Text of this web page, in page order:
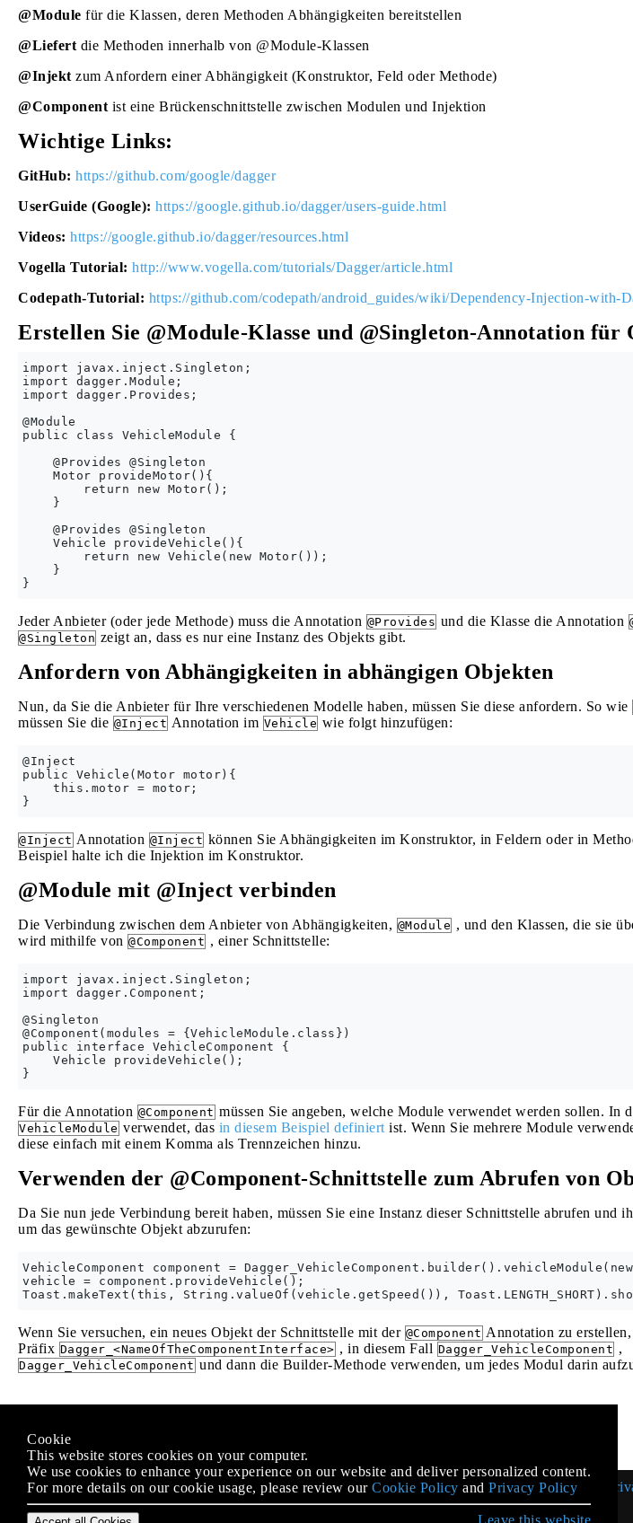
@Module für die Klassen, deren Methoden Abhängigkeiten bereitstellen
@Liefert die Methoden innerhalb von @Module-Klassen
@Injekt zum Anfordern einer Abhängigkeit (Konstruktor, Feld oder Methode)
@Component ist eine Brückenschnittstelle zwischen Modulen und Injektion
Wichtige Links:
GitHub: https://github.com/google/dagger
UserGuide (Google): https://google.github.io/dagger/users-guide.html
Videos: https://google.github.io/dagger/resources.html
Vogella Tutorial: http://www.vogella.com/tutorials/Dagger/article.html
Codepath-Tutorial: https://github.com/codepath/android_guides/wiki/Dependency-Injection-with-
Erstellen Sie @Module-Klasse und @Singleton-Annotation für
import javax.inject.Singleton;
import dagger.Module;
import dagger.Provides;
@Module
public class VehicleModule {
    @Provides @Singleton
    Motor provideMotor(){
        return new Motor();
    }
    @Provides @Singleton
    Vehicle provideVehicle(){
        return new Vehicle(new Motor());
    }
Jeder Anbieter (oder jede Methode) muss die Annotation @Provides und die Klasse die Annotation
@Singleton zeigt an, dass es nur eine Instanz des Objekts gibt.
Anfordern von Abhängigkeiten in abhängigen Objekten
Nun, da Sie die Anbieter für Ihre verschiedenen Modelle haben, müssen Sie diese anfordern. So wie
müssen Sie die @Inject Annotation im Vehicle wie folgt hinzufügen:
@Inject
public Vehicle(Motor motor){
    this.motor = motor;
@Inject Annotation @Inject können Sie Abhängigkeiten im Konstruktor, in Feldern oder in
Beispiel halte ich die Injektion im Konstruktor.
@Module mit @Inject verbinden
Die Verbindung zwischen dem Anbieter von Abhängigkeiten, @Module , und den Klassen, die sie
wird mithilfe von @Component , einer Schnittstelle:
import javax.inject.Singleton;
import dagger.Component;
@Singleton
@Component(modules = {VehicleModule.class})
public interface VehicleComponent {
    Vehicle provideVehicle();
Für die Annotation @Component müssen Sie angeben, welche Module verwendet werden sollen. In
VehicleModule verwendet, das in diesem Beispiel definiert ist. Wenn Sie mehrere Module
diese einfach mit einem Komma als Trennzeichen hinzu.
Verwenden der @Component-Schnittstelle zum Abrufen von
Da Sie nun jede Verbindung bereit haben, müssen Sie eine Instanz dieser Schnittstelle abrufen und
um das gewünschte Objekt abzurufen:
VehicleComponent component =
vehicle = component.provideVehicle();
Wenn Sie versuchen, ein neues Objekt der Schnittstelle mit der @Component Annotation zu
Präfix Dagger_<NameOfTheComponentInterface> , in diesem Fall Dagger_VehicleComponent ,
Dagger_VehicleComponent und dann die Builder-Methode verwenden, um jedes Modul darin
Lizenziert unter
Nicht angeschlossen anStack Overflow
Cookie Policy
Cookie
This website stores cookies on your computer.
We use cookies to enhance your experience on our website and deliver personalized content.
For more details on our cookie usage, please review our Cookie Policy and Privacy Policy
Leave this website